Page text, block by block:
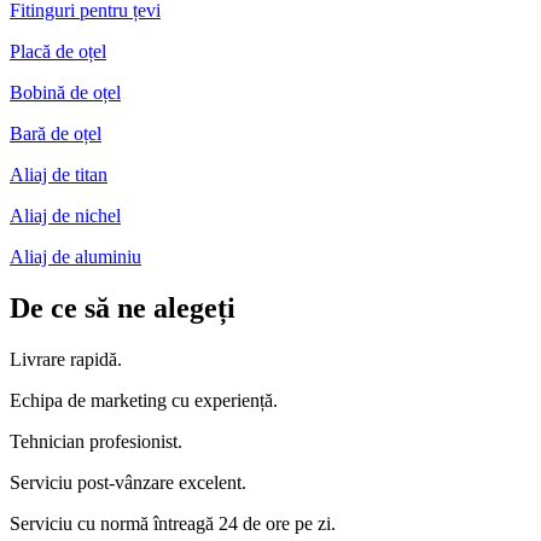
Fitinguri pentru țevi
Placă de oțel
Bobină de oțel
Bară de oțel
Aliaj de titan
Aliaj de nichel
Aliaj de aluminiu
De ce să ne alegeți
Livrare rapidă.
Echipa de marketing cu experiență.
Tehnician profesionist.
Serviciu post-vânzare excelent.
Serviciu cu normă întreagă 24 de ore pe zi.